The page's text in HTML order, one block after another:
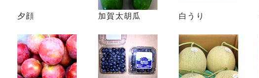
夕顔 加賀太胡瓜 白うり